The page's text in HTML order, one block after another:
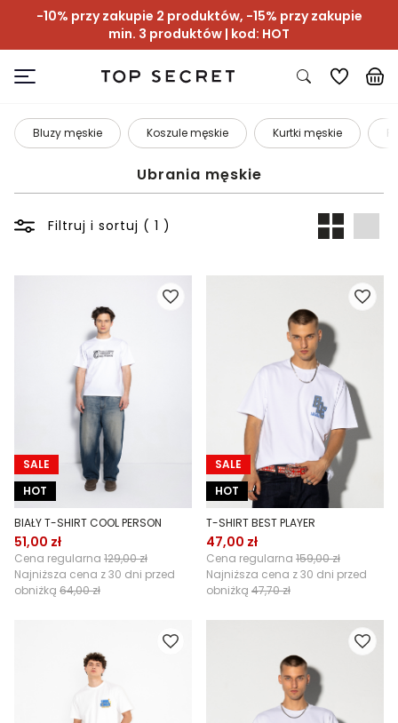
-10% przy zakupie 2 produktów, -15% przy zakupie
min. 3 produktów | kod: HOT
Bluzy męskie Koszule męskie Kurtki męskie
Ubrania męskie
Filtruj i sortuj ( 1 )
SALE
HOT
BIAŁY T-SHIRT COOL PERSON
51,00 zł
Cena regularna 129,00 zł
Najniższa cena z 30 dni przed
obniżką 64,00 zł
SALE
HOT
T-SHIRT BEST PLAYER
47,00 zł
Cena regularna 159,00 zł
Najniższa cena z 30 dni przed
obniżką 47,70 zł